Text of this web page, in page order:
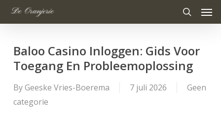
Skip
content
search
Baloo Casino Inloggen: Gids Voor
Toegang En Probleemoplossing
ByGeeske Vries-Boerema 7 juli 2026
Geen
categorie